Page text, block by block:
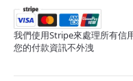
我們使用Stripe來處理所有信
您的付款資訊不外洩